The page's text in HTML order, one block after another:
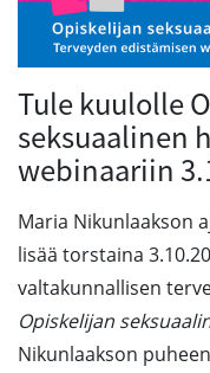
Tule kuulolle
seksuaalinen
webinaariin
Maria Nikunlaakson
lisää torstaina
valtakunnallisen
Opiskelijan
Nikunlaakson